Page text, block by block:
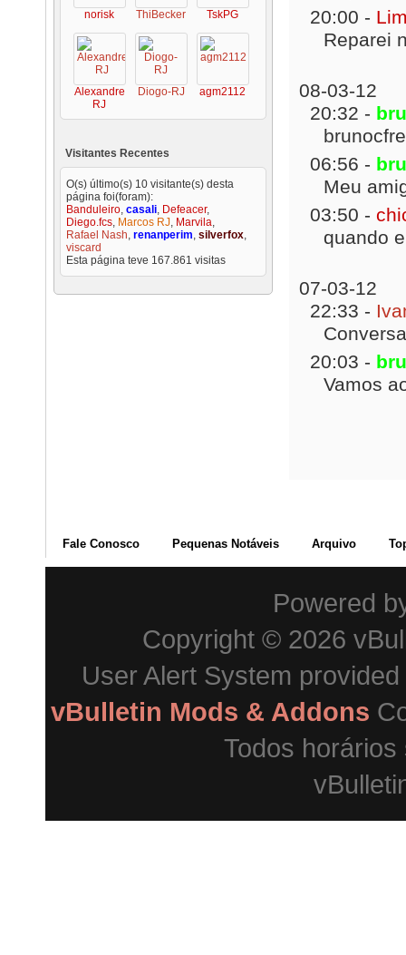
norisk ThiBecker TskPG
Alexandre
RJ
Diogo-RJ agm2112
Visitantes Recentes
O(s) último(s) 10 visitante(s) desta
página foi(foram):
Banduleiro, casali, Defeacer,
Diego.fcs, Marcos RJ, Marvila,
Rafael Nash, renanperim, silverfox,
viscard
Esta página teve 167.861 visitas
20:00 -
Reparei
08-03-12
20:32 -
06:56 -
Meu
03:50 -
quando
07-03-12
22:33 -
20:03 -
Vamos
Fale Conosco Pequenas Notáveis Arquivo
Powered
Copyright © 2026
User Alert System
vBulletin Mods & Addons
Todos